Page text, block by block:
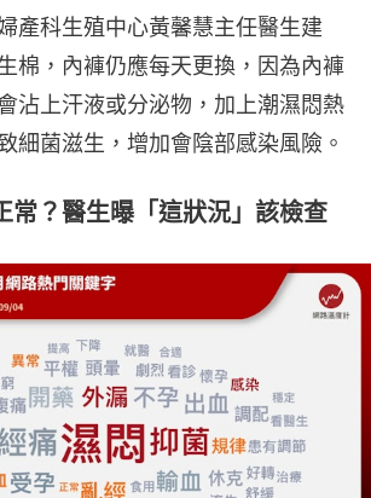
產科生殖中心黃馨慧主任醫生建
棉，內褲仍應每天更換，因為內褲
沾上汗液或分泌物，加上潮濕悶熱
細菌滋生，增加會陰部感染風險。
常？醫生曝「這狀況」該檢查